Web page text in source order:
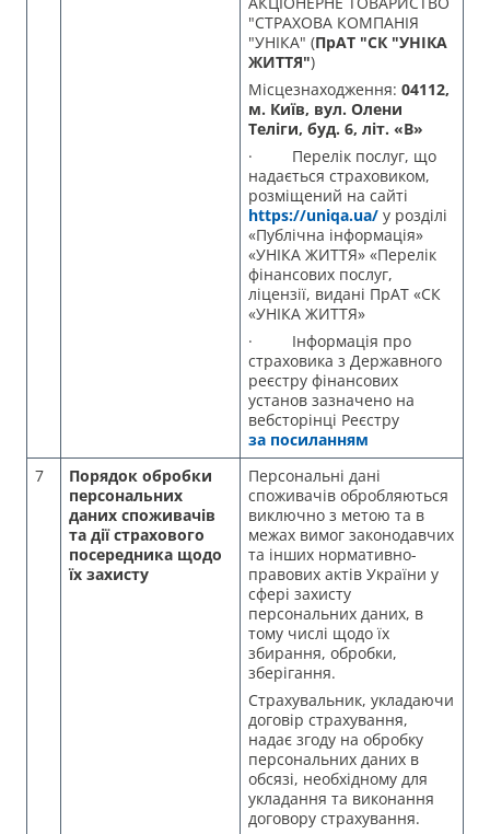
"СТРАХОВА КОМПАНІЯ
"УНІКА" (ПрАТ "СК "УНІКА
ЖИТТЯ")
Місцезнаходження: 04112,
м. Київ, вул. Олени
Теліги, буд. 6, літ. «В»
· Перелік послуг, що
надається страховиком,
розміщений на сайті
https://uniqa.ua/ у розділі
«Публічна інформація»
«УНІКА ЖИТТЯ» «Перелік
фінансових послуг,
ліцензії, видані ПрАТ «СК
«УНІКА ЖИТТЯ»
· Інформація про
страховика з Державного
реєстру фінансових
установ зазначено на
вебсторінці Реєстру
за посиланням
7
Порядок обробки
персональних
даних споживачів
та дії страхового
посередника щодо
їх захисту
Персональні дані
споживачів обробляються
виключно з метою та в
межах вимог законодавчих
та інших нормативно-
правових актів України у
сфері захисту
персональних даних, в
тому числі щодо їх
збирання, обробки,
зберігання.
Страхувальник, укладаючи
договір страхування,
надає згоду на обробку
персональних даних в
обсязі, необхідному для
укладання та виконання
договору страхування.